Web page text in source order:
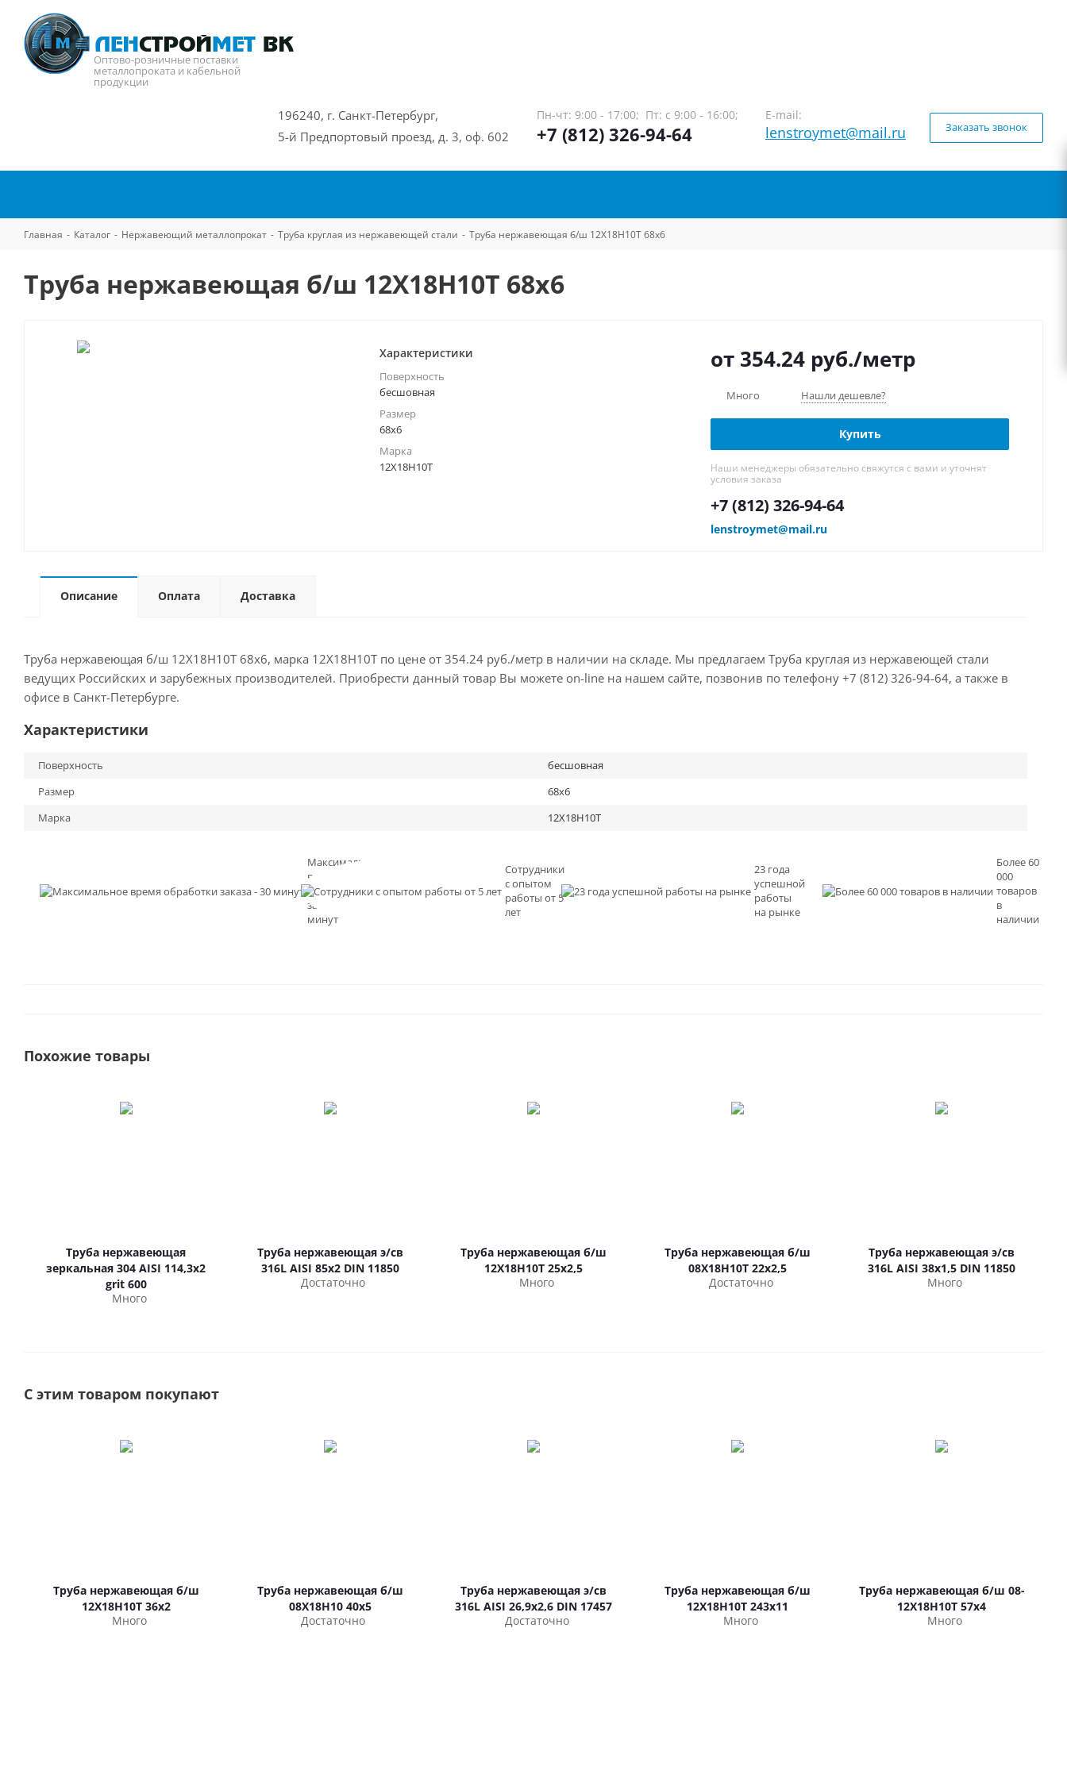
Оптово-розничные поставки
металлопроката и кабельной
продукции
196240, г. Санкт-Петербург,
5-й Предпортовый проезд, д. 3, оф. 602
Пн-чт: 9:00 - 17:00; Пт: с 9:00 - 16:00;
+7 (812) 326-94-64
E-mail:
lenstroymet@mail.ru Заказать звонок
Главная - Каталог - Нержавеющий металлопрокат - Труба круглая из нержавеющей стали - Труба нержавеющая б/ш 12Х18Н10Т 68х6
Труба нержавеющая б/ш 12Х18Н10Т 68х6
Характеристики
Поверхность
бесшовная
Размер
68х6
Марка
12Х18Н10Т
от 354.24 руб./метр
Много Нашли дешевле?
Купить
Наши менеджеры обязательно свяжутся с вами и уточнят
условия заказа
+7 (812) 326-94-64
lenstroymet@mail.ru
Описание Оплата Доставка
Труба нержавеющая б/ш 12Х18Н10Т 68х6, марка 12Х18Н10Т по цене от 354.24 руб./метр в наличии на складе. Мы предлагаем Труба круглая из нержавеющей стали
ведущих Российских и зарубежных производителей. Приобрести данный товар Вы можете on-line на нашем сайте, позвонив по телефону +7 (812) 326-94-64, а также в
офисе в Санкт-Петербурге.
Характеристики
Поверхность
бесшовная
Размер
68х6
Марка
12Х18Н10Т
Максимальное
время
обработки
заказа - 30
минут
Сотрудники
с опытом
работы от 5
лет
23 года
успешной
работы
на рынке
Более 60
000
товаров
в
наличии
Похожие товары
Труба нержавеющая
зеркальная 304 AISI 114,3х2
grit 600
Много
Труба нержавеющая э/св
316L AISI 85х2 DIN 11850
Достаточно
Труба нержавеющая б/ш
12Х18Н10Т 25х2,5
Много
Труба нержавеющая б/ш
08Х18Н10Т 22х2,5
Достаточно
Труба нержавеющая э/св
316L AISI 38х1,5 DIN 11850
Много
С этим товаром покупают
Труба нержавеющая б/ш
12Х18Н10Т 36х2
Много
Труба нержавеющая б/ш
08Х18Н10 40х5
Достаточно
Труба нержавеющая э/св
316L AISI 26,9х2,6 DIN 17457
Достаточно
Труба нержавеющая б/ш
12Х18Н10Т 243х11
Много
Труба нержавеющая б/ш 08-
12Х18Н10Т 57х4
Много